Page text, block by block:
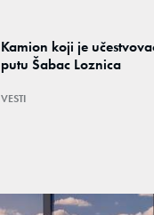
Kamion koji je
putu Šabac Loznica
VESTI